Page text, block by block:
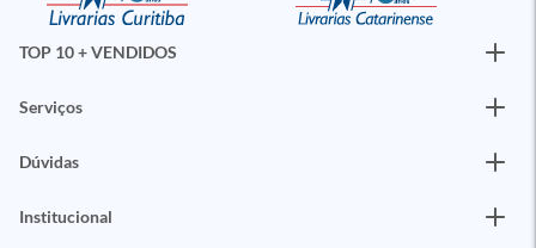
TOP 10 + VENDIDOS
Serviços
Dúvidas
Institucional